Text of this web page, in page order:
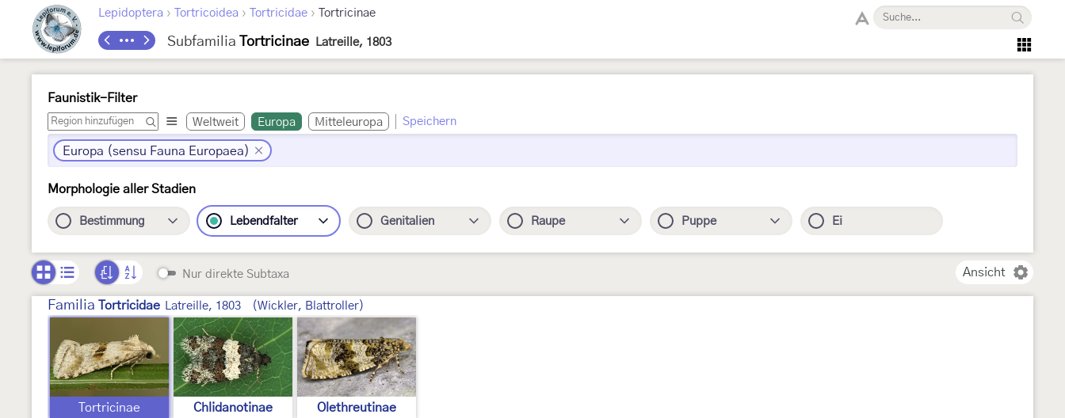
Lepidoptera › Tortricoidea › Tortricidae › Tortricinae
Subfamilia Tortricinae Latreille, 1803
Faunistik-Filter
Weltweit Europa Mitteleuropa Speichern
Europa (sensu Fauna Europaea)
Morphologie aller Stadien
Bestimmung Lebendfalter Genitalien Raupe Puppe Ei
Nur direkte Subtaxa Ansicht
Familia Tortricidae Latreille, 1803 (Wickler, Blattroller)
Tortricinae Chlidanotinae Olethreutinae